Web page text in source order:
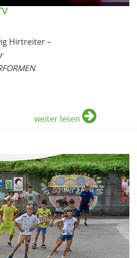
Hirtreiter –
weiter lesen